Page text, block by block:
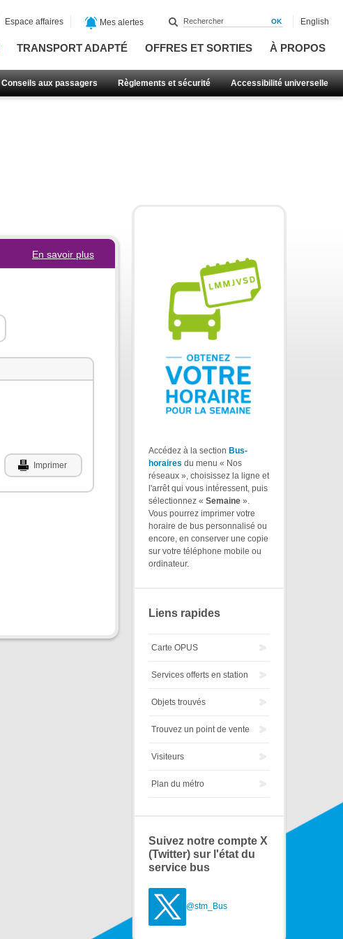
TRANSPORT ADAPTÉ OFFRES ET SORTIES À PROPOS
Conseils aux passagers Règlements et sécurité Accessibilité universelle
Espace affaires Mes alertes English
En savoir plus
Imprimer
Accédez à la section Bus-
horaires du menu « Nos
réseaux », choisissez la ligne et
l'arrêt qui vous intéressent, puis
sélectionnez « Semaine ».
Vous pourrez imprimer votre
horaire de bus personnalisé ou
encore, en conserver une copie
sur votre téléphone mobile ou
ordinateur.
Liens rapides
Carte OPUS
Services offerts en station
Objets trouvés
Trouvez un point de vente
Visiteurs
Plan du métro
Suivez notre compte X
(Twitter) sur l'état du
service bus
@stm_Bus